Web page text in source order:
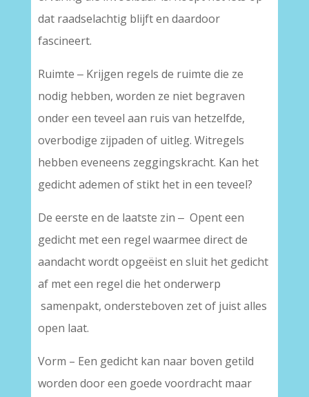
dat raadselachtig blijft en daardoor
fascineert.
Ruimte ‒ Krijgen regels de ruimte die ze
nodig hebben, worden ze niet begraven
onder een teveel aan ruis van hetzelfde,
overbodige zijpaden of uitleg. Witregels
hebben eveneens zeggingskracht. Kan het
gedicht ademen of stikt het in een teveel?
De eerste en de laatste zin ‒ Opent een
gedicht met een regel waarmee direct de
aandacht wordt opgeëist en sluit het gedicht
af met een regel die het onderwerp
samenpakt, ondersteboven zet of juist alles
open laat.
Vorm – Een gedicht kan naar boven getild
worden door een goede voordracht maar